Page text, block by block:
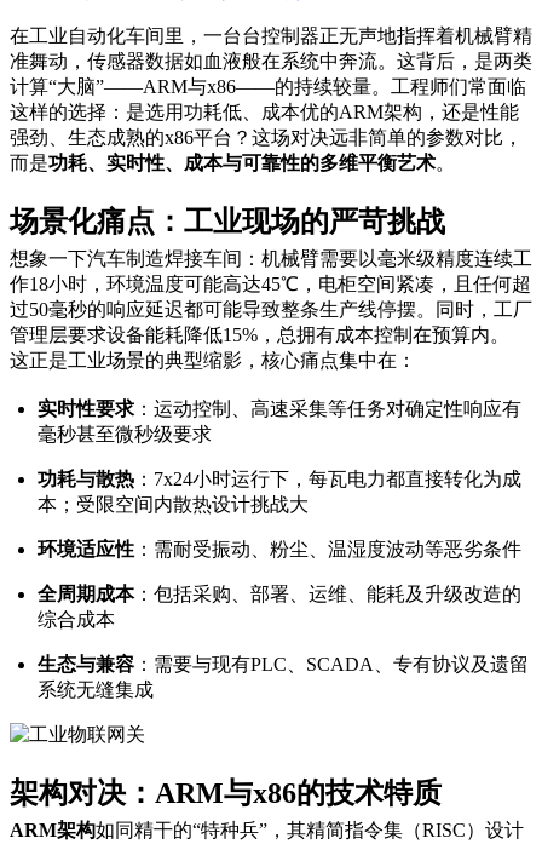
在工业自动化车间里，一台台控制器正无声地指挥着机械臂精
准舞动，传感器数据如血液般在系统中奔流。这背后，是两类
计算“大脑”——ARM与x86——的持续较量。工程师们常面临
这样的选择：是选用功耗低、成本优的ARM架构，还是性能
强劲、生态成熟的x86平台？这场对决远非简单的参数对比，
而是功耗、实时性、成本与可靠性的多维平衡艺术。
场景化痛点：工业现场的严苛挑战
想象一下汽车制造焊接车间：机械臂需要以毫米级精度连续工
作18小时，环境温度可能高达45℃，电柜空间紧凑，且任何超
过50毫秒的响应延迟都可能导致整条生产线停摆。同时，工厂
管理层要求设备能耗降低15%，总拥有成本控制在预算内。
这正是工业场景的典型缩影，核心痛点集中在：
实时性要求 ：运动控制、高速采集等任务对确定性响应有
毫秒甚至微秒级要求
功耗与散热 ：7x24小时运行下，每瓦电力都直接转化为成
本；受限空间内散热设计挑战大
环境适应性 ：需耐受振动、粉尘、温湿度波动等恶劣条件
全周期成本：包括采购、部署、运维、能耗及升级改造的
综合成本
生态与兼容 ：需要与现有PLC、SCADA、专有协议及遗留
系统无缝集成
架构对决：ARM与x86的技术特质
ARM架构如同精干的“特种兵”，其精简指令集（RISC）设计